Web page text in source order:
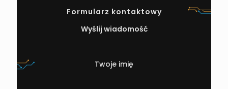
Formularz kontaktowy
Wyślij wiadomość
Twoje imię